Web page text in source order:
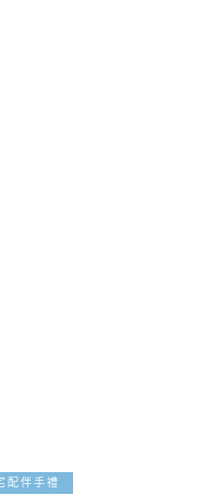
配伴手禮